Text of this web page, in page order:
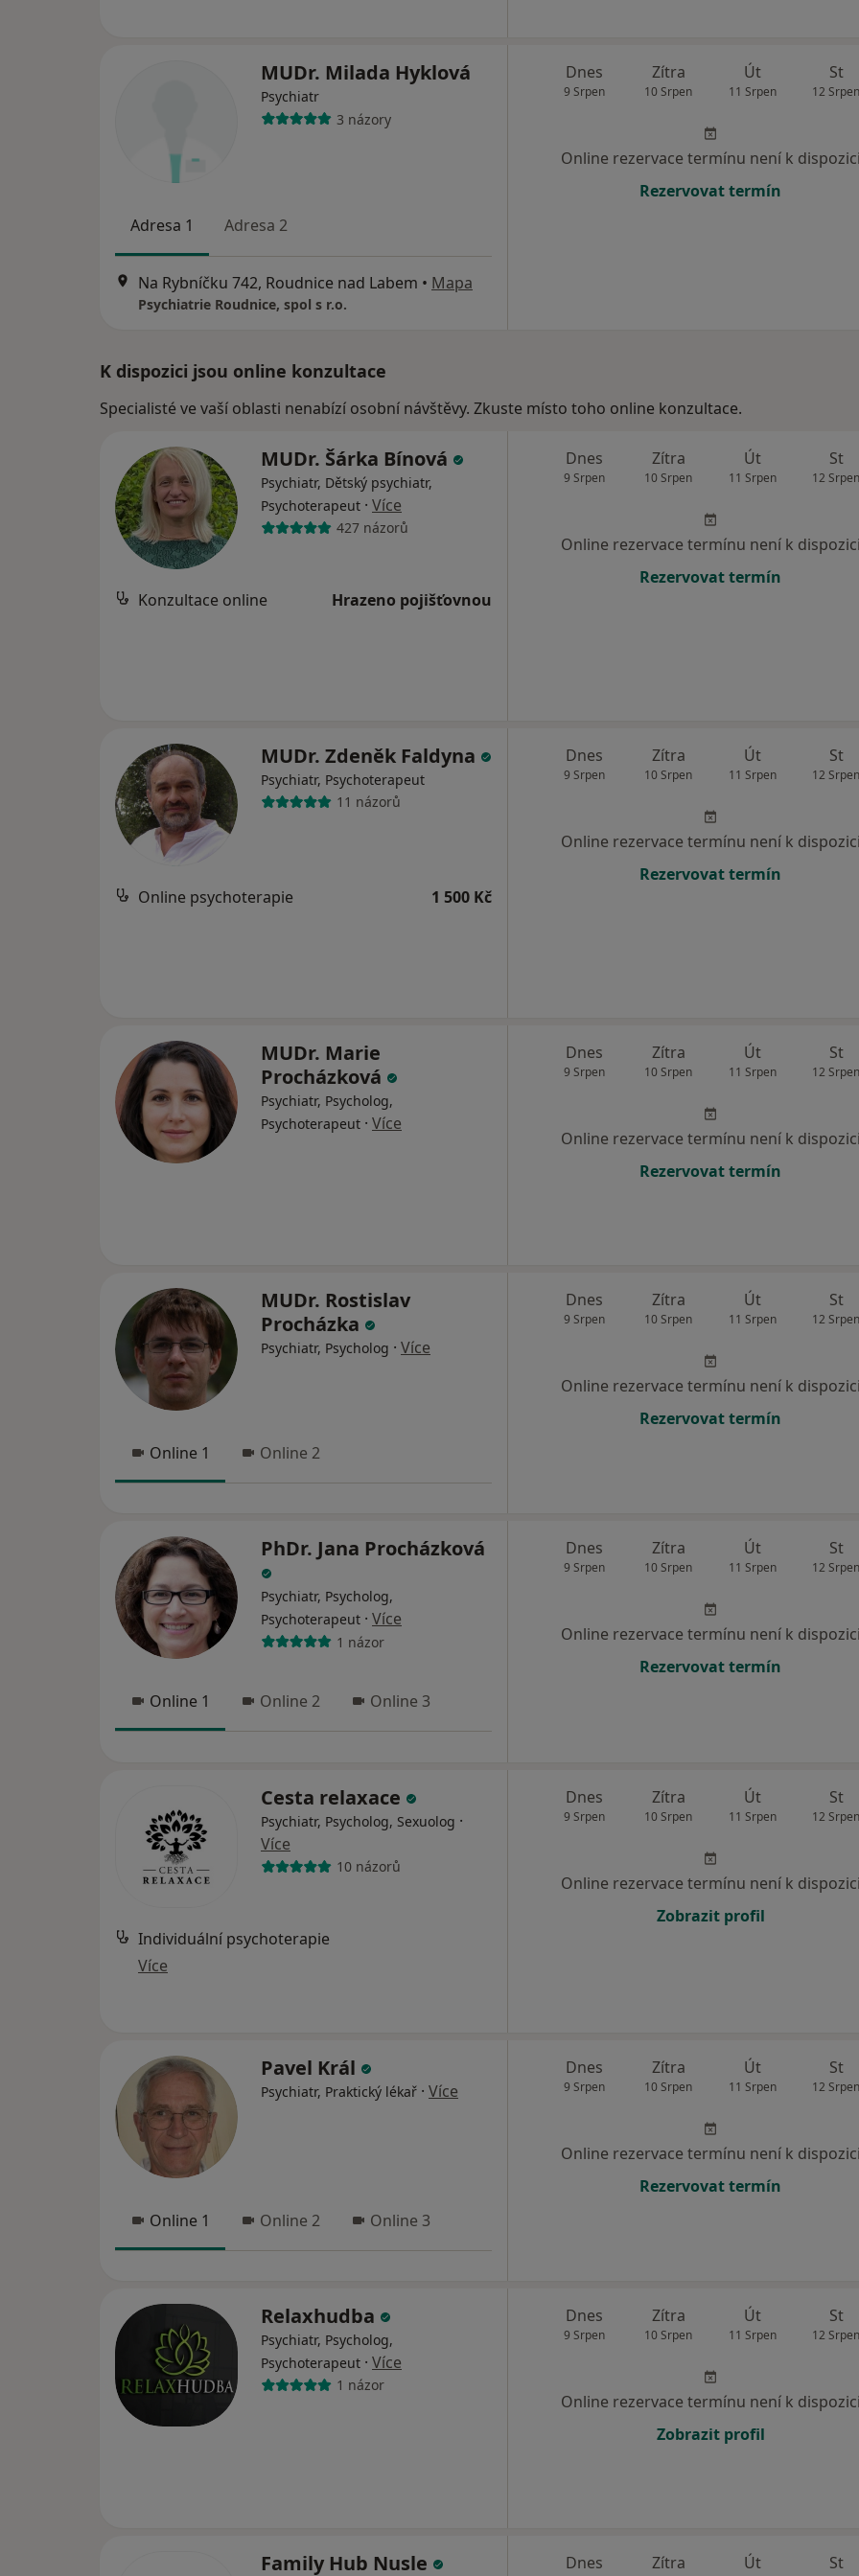
MUDr. Milada Hyklová
Psychiatr
3 názory
Adresa 1 Adresa 2
Na Rybníčku 742, Roudnice nad Labem • Mapa
Psychiatrie Roudnice, spol s r.o.
Dnes
9 Srpen
Zítra
10 Srpen
Út
11 Srpen
St
12 Srpen
Online rezervace termínu není k dispozici
Rezervovat termín
K dispozici jsou online konzultace
Specialisté ve vaší oblasti nenabízí osobní návštěvy. Zkuste místo toho online konzultace.
MUDr. Šárka Bínová
Psychiatr, Dětský psychiatr,
Psychoterapeut · Více
427 názorů
Konzultace online Hrazeno pojišťovnou
Dnes
9 Srpen
Zítra
10 Srpen
Út
11 Srpen
St
12 Srpen
Online rezervace termínu není k dispozici
Rezervovat termín
MUDr. Zdeněk Faldyna
Psychiatr, Psychoterapeut
11 názorů
Online psychoterapie 1 500 Kč
Dnes
9 Srpen
Zítra
10 Srpen
Út
11 Srpen
St
12 Srpen
Online rezervace termínu není k dispozici
Rezervovat termín
MUDr. Marie
Procházková
Psychiatr, Psycholog,
Psychoterapeut · Více
Dnes
9 Srpen
Zítra
10 Srpen
Út
11 Srpen
St
12 Srpen
Online rezervace termínu není k dispozici
Rezervovat termín
MUDr. Rostislav
Procházka
Psychiatr, Psycholog · Více
Online 1 Online 2
Dnes
9 Srpen
Zítra
10 Srpen
Út
11 Srpen
St
12 Srpen
Online rezervace termínu není k dispozici
Rezervovat termín
PhDr. Jana Procházková
Psychiatr, Psycholog,
Psychoterapeut · Více
1 názor
Online 1 Online 2 Online 3
Dnes
9 Srpen
Zítra
10 Srpen
Út
11 Srpen
St
12 Srpen
Online rezervace termínu není k dispozici
Rezervovat termín
Cesta relaxace
Psychiatr, Psycholog, Sexuolog ·
Více
10 názorů
Individuální psychoterapie
Více
Dnes
9 Srpen
Zítra
10 Srpen
Út
11 Srpen
St
12 Srpen
Online rezervace termínu není k dispozici
Zobrazit profil
Pavel Král
Psychiatr, Praktický lékař · Více
Online 1 Online 2 Online 3
Dnes
9 Srpen
Zítra
10 Srpen
Út
11 Srpen
St
12 Srpen
Online rezervace termínu není k dispozici
Rezervovat termín
Relaxhudba
Psychiatr, Psycholog,
Psychoterapeut · Více
1 názor
Dnes
9 Srpen
Zítra
10 Srpen
Út
11 Srpen
St
12 Srpen
Online rezervace termínu není k dispozici
Zobrazit profil
Family Hub Nusle Dnes Zítra Út St